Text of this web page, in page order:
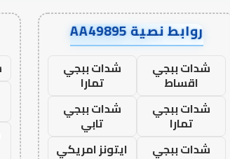
روابط نصية AA49895
شدات ببجي
اقساط
شدات ببجي
تمارا
شدات ببجي
تمارا
شدات ببجي
تابي
شدات ببجي
ايتونز امريكي